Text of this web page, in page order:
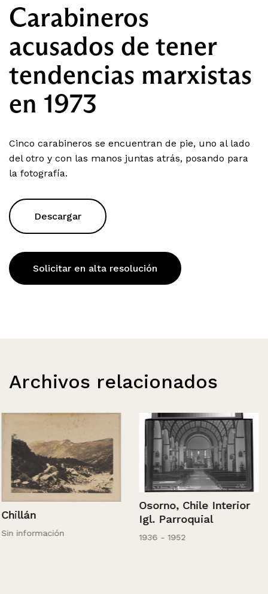
Carabineros
acusados de tener
tendencias marxistas
en 1973
Cinco carabineros se encuentran de pie, uno al lado
del otro y con las manos juntas atrás, posando para
la fotografía.
Descargar
Solicitar en alta resolución
Archivos relacionados
Chillán
Sin información
Osorno, Chile Interior
Igl. Parroquial
1936 - 1952